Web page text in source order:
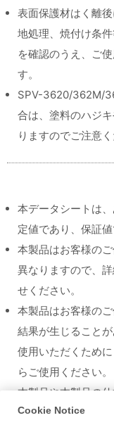
表面保護材はく離
地処理、焼付け条
を確認のうえ、ご
す。
SPV-3620/362M/
合は、塗料のハジ
りますのでご注意く
本データシートは
定値であり、保証値
本製品はお客様の
異なりますので、
せください。
本製品はお客様の
結果が生じること
使用いただくため
らご使用ください。
本製品や本製品の
ることがあります。
Cookie Notice